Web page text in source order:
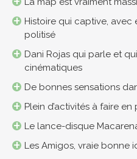
Histoire qui captive, avec
politisé
Dani Rojas qui parle et
cinématiques
De bonnes sensations
Plein d’activités à faire en
Le lance-disque
Les Amigos, vraie bonne